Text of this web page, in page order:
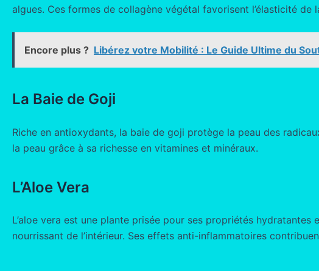
algues. Ces formes de collagène végétal favorisent l’élasticité
Encore plus ? Libérez votre Mobilité : Le Guide Ultime du
La Baie de Goji
Riche en antioxydants, la baie de goji protège la peau des
la peau grâce à sa richesse en vitamines et minéraux.
L’Aloe Vera
L’aloe vera est une plante prisée pour ses propriétés
nourrissant de l’intérieur. Ses effets anti-inflammatoires